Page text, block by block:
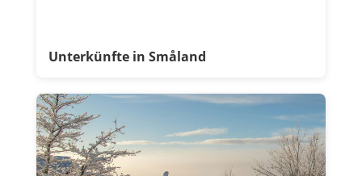
Unterkünfte in Småland